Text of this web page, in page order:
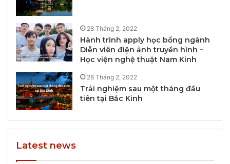
28 Tháng 2, 2022
Hành trình apply học bổng ngành
Diễn viên điện ảnh truyền hình –
Học viện nghệ thuật Nam Kinh
28 Tháng 2, 2022
Trải nghiệm sau một tháng đầu
tiên tại Bắc Kinh
Latest news